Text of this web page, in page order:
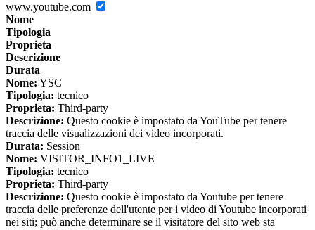
www.youtube.com
Nome
Tipologia
Proprieta
Descrizione
Durata
Nome: YSC
Tipologia: tecnico
Proprieta: Third-party
Descrizione: Questo cookie è impostato da YouTube per tenere
traccia delle visualizzazioni dei video incorporati.
Durata: Session
Nome: VISITOR_INFO1_LIVE
Tipologia: tecnico
Proprieta: Third-party
Descrizione: Questo cookie è impostato da Youtube per tenere
traccia delle preferenze dell'utente per i video di Youtube incorporati
nei siti; può anche determinare se il visitatore del sito web sta